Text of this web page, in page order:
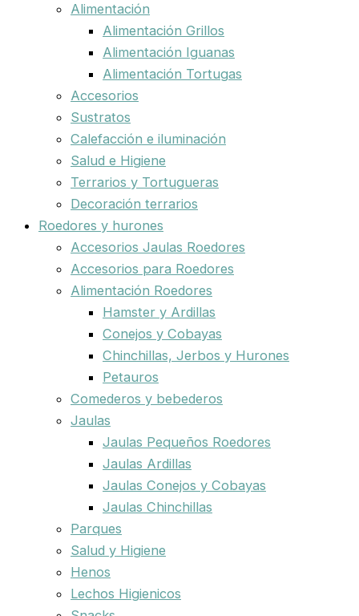
Alimentación
Alimentación Grillos
Alimentación Iguanas
Alimentación Tortugas
Accesorios
Sustratos
Calefacción e iluminación
Salud e Higiene
Terrarios y Tortugueras
Decoración terrarios
Roedores y hurones
Accesorios Jaulas Roedores
Accesorios para Roedores
Alimentación Roedores
Hamster y Ardillas
Conejos y Cobayas
Chinchillas, Jerbos y Hurones
Petauros
Comederos y bebederos
Jaulas
Jaulas Pequeños Roedores
Jaulas Ardillas
Jaulas Conejos y Cobayas
Jaulas Chinchillas
Parques
Salud y Higiene
Henos
Lechos Higienicos